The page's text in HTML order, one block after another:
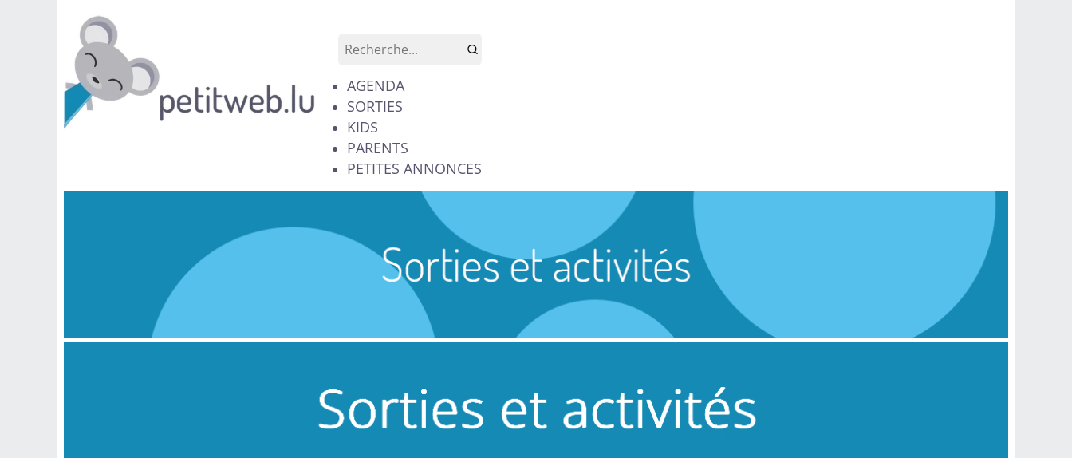
AGENDA
SORTIES
KIDS
PARENTS
PETITES ANNONCES